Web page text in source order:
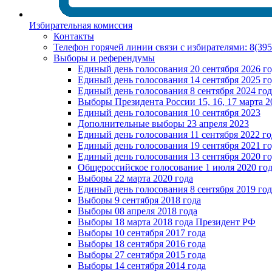
Избирательная комиссия
Контакты
Телефон горячей линии связи с избирателями:
Выборы и референдумы
Единый день голосования 20 сентября 2026
Единый день голосования 14 сентября 2025
Единый день голосования 8 сентября 2024
Выборы Президента России 15, 16, 17 марта
Единый день голосования 10 сентября 2023
Дополнительные выборы 23 апреля 2023
Единый день голосования 11 сентября 2022
Единый день голосования 19 сентября 2021
Единый день голосования 13 сентября 2020
Общероссийское голосование 1 июля 2020
Выборы 22 марта 2020 года
Единый день голосования 8 сентября 2019
Выборы 9 сентября 2018 года
Выборы 08 апреля 2018 года
Выборы 18 марта 2018 года Президент РФ
Выборы 10 сентября 2017 года
Выборы 18 сентября 2016 года
Выборы 27 сентября 2015 года
Выборы 14 сентября 2014 года